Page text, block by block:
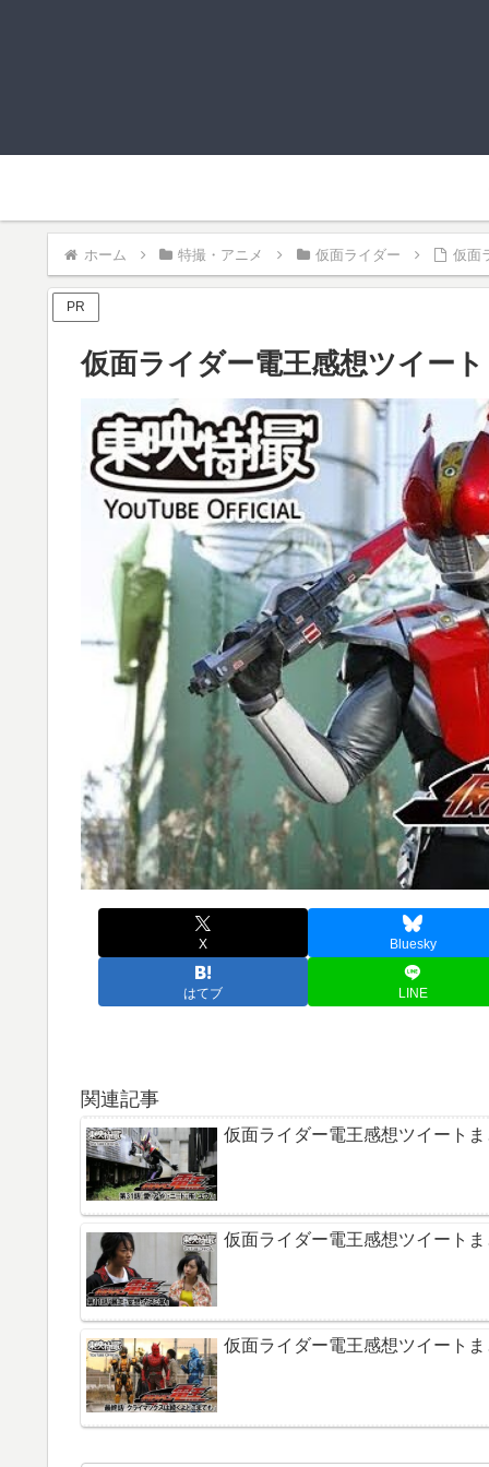
ホーム 特撮・アニメ 仮面ライダー 仮面
PR
仮面ライダー電王感想ツイー
X Bluesky
はてブ LINE
関連記事
仮面ライダー電王感想ツイート
仮面ライダー電王感想ツイート
仮面ライダー電王感想ツイート